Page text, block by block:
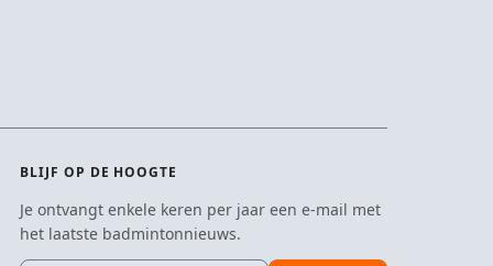
BLIJF OP DE HOOGTE
Je ontvangt enkele keren per jaar een e-mail met
het laatste badmintonnieuws.